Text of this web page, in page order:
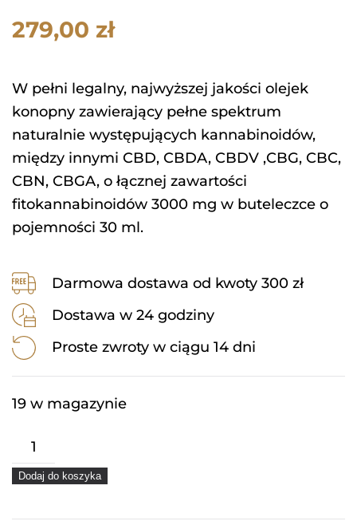
279,00 zł
W pełni legalny, najwyższej jakości olejek
konopny zawierający pełne spektrum
naturalnie występujących kannabinoidów,
między innymi CBD, CBDA, CBDV ,CBG, CBC,
CBN, CBGA, o łącznej zawartości
fitokannabinoidów 3000 mg w buteleczce o
pojemności 30 ml.
Darmowa dostawa od kwoty 300 zł
Dostawa w 24 godziny
Proste zwroty w ciągu 14 dni
19 w magazynie
ilość
Olejek
Golden
Dodaj do koszyka